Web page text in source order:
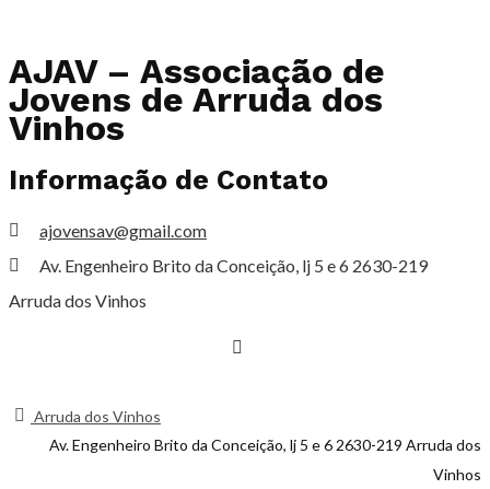
AJAV – Associação de
Jovens de Arruda dos
Vinhos
Informação de Contato
ajovensav@gmail.com
Av. Engenheiro Brito da Conceição, lj 5 e 6 2630-219
Arruda dos Vinhos
Arruda dos Vinhos
Av. Engenheiro Brito da Conceição, lj 5 e 6 2630-219 Arruda dos
Vinhos